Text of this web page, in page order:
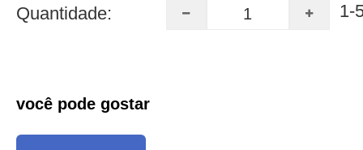
Quantidade: 1-
você pode gostar